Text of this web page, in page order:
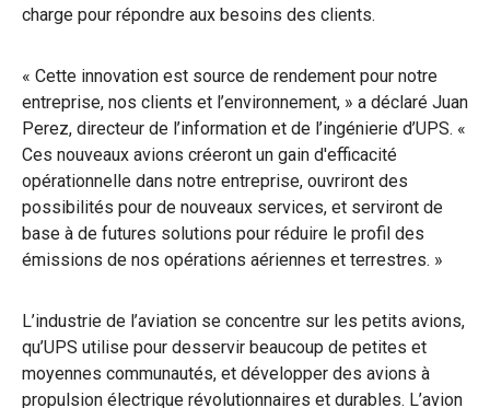
charge pour répondre aux besoins des clients.
« Cette innovation est source de rendement pour notre
entreprise, nos clients et l’environnement, » a déclaré Juan
Perez, directeur de l’information et de l’ingénierie d’UPS. «
Ces nouveaux avions créeront un gain d'efficacité
opérationnelle dans notre entreprise, ouvriront des
possibilités pour de nouveaux services, et serviront de
base à de futures solutions pour réduire le profil des
émissions de nos opérations aériennes et terrestres. »
L’industrie de l’aviation se concentre sur les petits avions,
qu’UPS utilise pour desservir beaucoup de petites et
moyennes communautés, et développer des avions à
propulsion électrique révolutionnaires et durables. L’avion